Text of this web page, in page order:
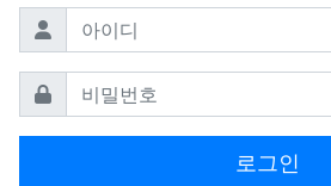
아이디
비밀번호
로그인